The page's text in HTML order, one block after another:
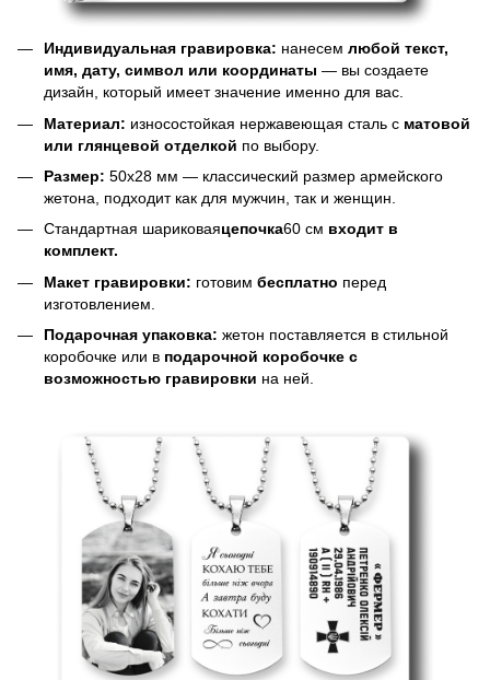
Индивидуальная гравировка: нанесем любой текст,
имя, дату, символ или координаты — вы создаете
дизайн, который имеет значение именно для вас.
Материал: износостойкая нержавеющая сталь с матовой
или глянцевой отделкой по выбору.
Размер: 50х28 мм — классический размер армейского
жетона, подходит как для мужчин, так и женщин.
Стандартная шариковаяцепочка60 см входит в
комплект.
Макет гравировки: готовим бесплатно перед
изготовлением.
Подарочная упаковка: жетон поставляется в стильной
коробочке или в подарочной коробочке с
возможностью гравировки на ней.